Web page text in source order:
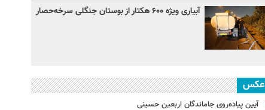
آبیاری ویژه ۶۰۰ هکتار از بوستان جنگلی سرخه‌حصار
عکس
آیین پیاده‌روی جاماندگان اربعین حسینی